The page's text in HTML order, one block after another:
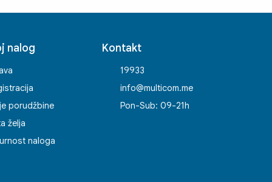
nalog
porudžbine
želja
naloga
Kontakt
19933
info@multicom.me
Pon-Sub: 09-21h